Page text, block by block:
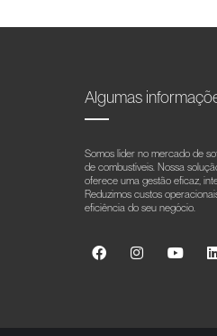
Algumas
Somos líder no mercado de
de combustíveis. Nossa
oferece uma gestão eficaz,
Reduzimos custos
eficiência do seu negócio.